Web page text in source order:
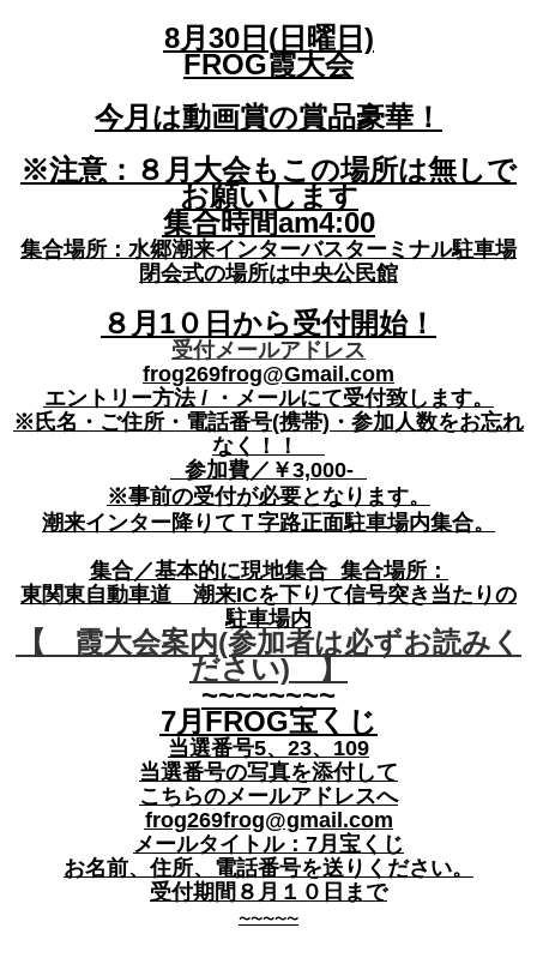
8月30日(日曜日)
FROG霞大会
今月は動画賞の賞品豪華！
※注意：８月大会もこの場所は無しで
お願いします
集合時間am4:00
集合場所：水郷潮来インターバスターミナル駐車場
閉会式の場所は中央公民館
８月1０日から受付開始！
受付メールアドレス
frog269frog@Gmail.com
エントリー方法 / ・メールにて受付致します。
※氏名・ご住所・電話番号(携帯)・参加人数をお忘れ
なく！！
参加費／￥3,000-
※事前の受付が必要となります。
潮来インター降りてＴ字路正面駐車場内集合。
集合／基本的に現地集合 集合場所：
東関東自動車道 潮来ICを下りて信号突き当たりの
駐車場内
【 霞大会案内(参加者は必ずお読みく
ださい) 】
~~~~~~~~
7月FROG宝くじ
当選番号5、23、109
当選番号の写真を添付して
こちらのメールアドレスへ
frog269frog@gmail.com
メールタイトル：7月宝くじ
お名前、住所、電話番号を送りください。
受付期間８月１０日まで
〜〜〜〜〜